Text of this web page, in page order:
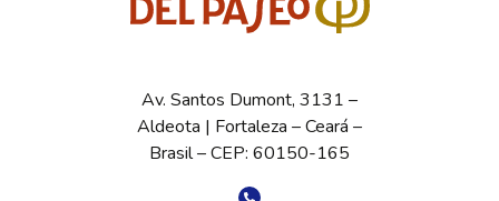
Av. Santos Dumont, 3131 –
Aldeota | Fortaleza – Ceará –
Brasil – CEP: 60150-165